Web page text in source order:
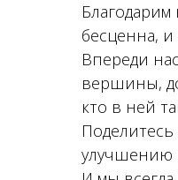
бесценна,
Впереди
вершины,
кто в ней
улучшению